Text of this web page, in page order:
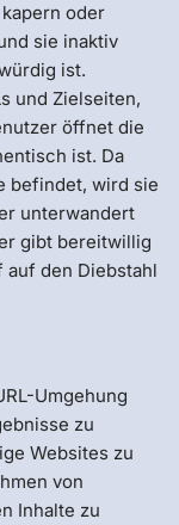
oder
sie inaktiv
ist.
und Zielseiten,
öffnet die
ist. Da
befindet, wird sie
unterwandert
gibt bereitwillig
den Diebstahl
Umgehung
zu
Websites zu
von
Inhalte zu